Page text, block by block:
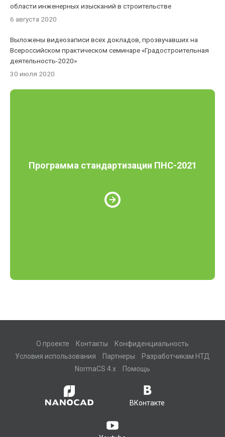
области инженерных изысканий в строительстве
6 августа 2020
Выложены видеозаписи всех докладов, прозвучавших на
Всероссийском практическом семинаре «Градостроительная
деятельность-2020»
30 июля 2020
Программа стандартизации ПНС-2021
О проекте Контакты
Конфиденциальность
Условия использования
Партнеры
Разработчикам НТД
NormaCS 4.x
Помощь
ВКонтакте